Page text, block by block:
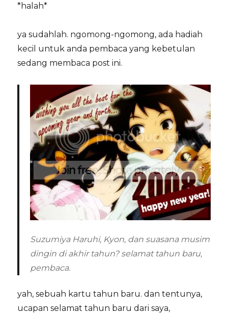
*halah*
ya sudahlah. ngomong-ngomong, ada hadiah
kecil untuk anda pembaca yang kebetulan
sedang membaca post ini.
Suzumiya Haruhi, Kyon, dan suasana musim
dingin di akhir tahun? selamat tahun baru,
pembaca.
yah, sebuah kartu tahun baru. dan tentunya,
ucapan selamat tahun baru dari saya,